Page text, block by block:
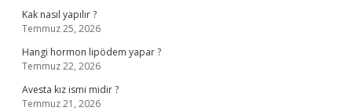
Kak nasıl yapılır ?
Temmuz 25, 2026
Hangi hormon lipödem yapar ?
Temmuz 22, 2026
Avesta kız ismi midir ?
Temmuz 21, 2026